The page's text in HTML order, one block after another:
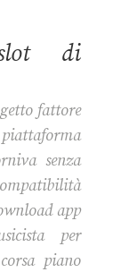
di
fattore
senza
app
per
piano